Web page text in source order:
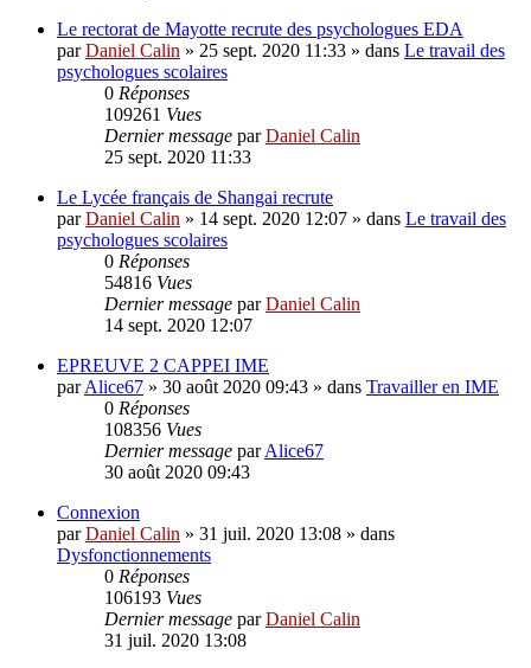
Le rectorat de Mayotte recrute des psychologues EDA
parDaniel Calin » 25 sept. 2020 11:33 » dans Le travail des
psychologues scolaires
0 Réponses
109261 Vues
Dernier message parDaniel Calin
25 sept. 2020 11:33
Le Lycée français de Shangai recrute
parDaniel Calin » 14 sept. 2020 12:07 » dans Le travail des
psychologues scolaires
0 Réponses
54816 Vues
Dernier message parDaniel Calin
14 sept. 2020 12:07
EPREUVE 2 CAPPEI IME
parAlice67 » 30 août 2020 09:43 » dans Travailler en IME
0 Réponses
108356 Vues
Dernier message parAlice67
30 août 2020 09:43
Connexion
parDaniel Calin » 31 juil. 2020 13:08 » dans
Dysfonctionnements
0 Réponses
106193 Vues
Dernier message parDaniel Calin
31 juil. 2020 13:08